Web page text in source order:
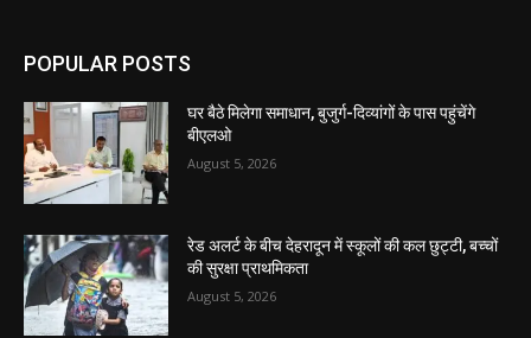
POPULAR POSTS
घर बैठे मिलेगा समाधान, बुजुर्ग-दिव्यांगों के पास पहुंचेंगे
बीएलओ
August 5, 2026
रेड अलर्ट के बीच देहरादून में स्कूलों की कल छुट्टी, बच्चों
की सुरक्षा प्राथमिकता
August 5, 2026